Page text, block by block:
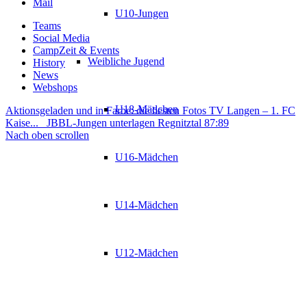
U10-Jungen
Weibliche Jugend
U18-Mädchen
U16-Mädchen
U14-Mädchen
U12-Mädchen
Teams
Social Media
CampZeit & Events
History
News
Webshops
Aktionsgeladen und in Farbe: die besten Fotos TV Langen – 1. FC
Kaise...
JBBL-Jungen unterlagen Regnitztal 87:89
Nach oben scrollen